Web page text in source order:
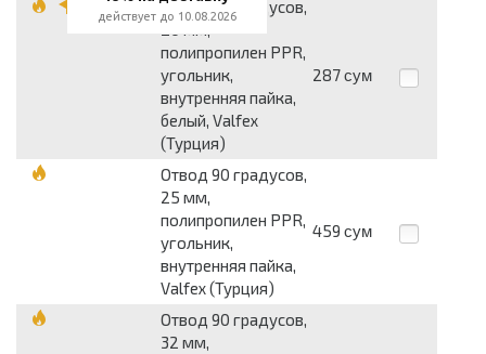
Отвод 90 градусов,
20 мм,
полипропилен PPR,
угольник,
внутренняя пайка,
белый, Valfex
(Турция)
287 сум
Отвод 90 градусов,
25 мм,
полипропилен PPR,
угольник,
внутренняя пайка,
Valfex (Турция)
459 сум
Отвод 90 градусов,
32 мм,
действует до 10.08.2026